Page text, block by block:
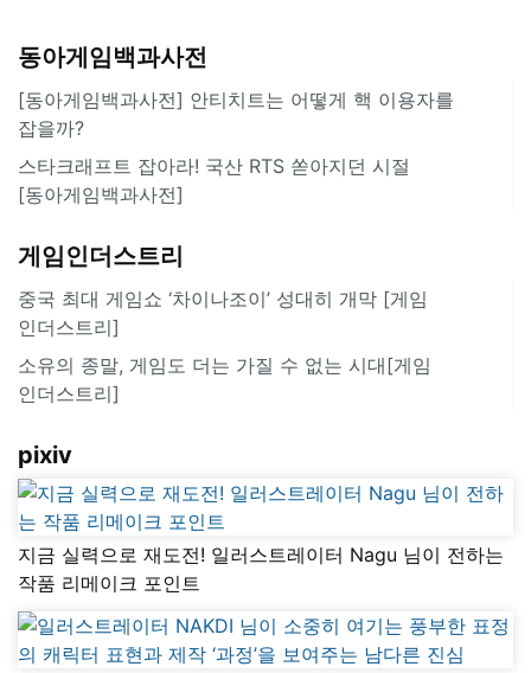
동아게임백과사전
[동아게임백과사전] 안티치트는 어떻게 핵 이용자를
잡을까?
스타크래프트 잡아라! 국산 RTS 쏟아지던 시절
[동아게임백과사전]
게임인더스트리
중국 최대 게임쇼 ‘차이나조이’ 성대히 개막 [게임
인더스트리]
소유의 종말, 게임도 더는 가질 수 없는 시대[게임
인더스트리]
pixiv
지금 실력으로 재도전! 일러스트레이터 Nagu 님이 전하는
작품 리메이크 포인트